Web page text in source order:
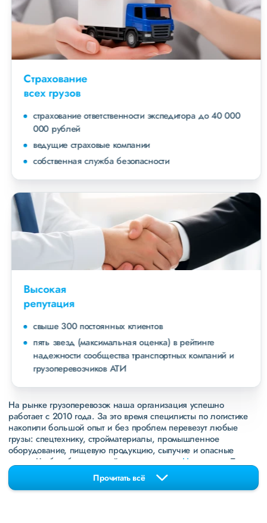
Страхование
всех грузов
страхование ответственности экспедитора до 40 000
000 рублей
ведущие страховые компании
собственная служба безопасности
Высокая
репутация
свыше 300 постоянных клиентов
пять звезд (максимальная оценка) в рейтинге
надежности сообщества транспортных компаний и
грузоперевозчиков АТИ
На рынке грузоперевозок наша организация успешно
работает с 2010 года. За это время специлисты по логистике
накопили большой опыт и без проблем перевезут любые
грузы: спецтехнику, стройматериалы, промышленное
оборудование, пищевую продукцию, сыпучие и опасные
грузы. Чтобы убедиться зайдите в раздел
«Наш опыт»
. Там
свежие примеры перевозок, которые обновляются несколько
раз в неделю. Также недавно мы запустили новые
направления вДНРиЛНР. Предоставляем все стандартные
Прочитать всё